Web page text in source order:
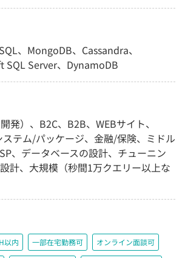
、MongoDB、Cassandra、
SQL Server、DynamoDB
発）、B2C、B2B、WEBサイト、
ステム/パッケージ、金融/保険、ミドル
、データベースの設計、チューニン
計、大規模（秒間1万クエリー以上な
以内 一部在宅勤務可 オンライン面談可